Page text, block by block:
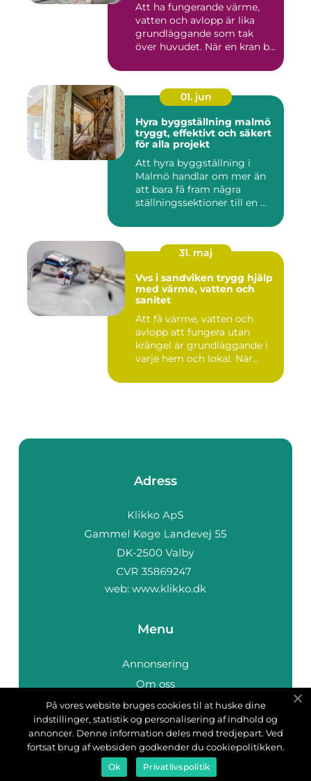
Att ha fungerande värme,
vatten och avlopp är lika
grundläggande som tak
över huvudet. När en kran b...
01. jun
Hyra byggställning malmö
tryggt, effektivt och säkert
för alla projekt
Att hyra byggställning i
Malmö handlar om mer än
att bara få fram några
ställningssektioner till en ...
31. maj
Vvs i sandviken trygg hjälp
med värme, vatten och
sanitet
Att få värme, vatten och
avlopp att fungera utan
krångel är grundläggande i
varje hem och lokal. När...
Adress
web: www.klikko.dk
Menu
Annonsering
Om oss
Cookies
Kontakta oss
Sitemap
På vores website bruges cookies til at huske dine
indstillinger, statistik og personalisering af indhold og
annoncer. Denne information deles med tredjepart. Ved
fortsat brug af websiden godkender du cookiepolitikken.
Ok Privatlivspolitik